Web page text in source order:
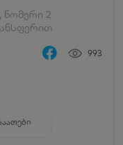
ნომერი 2
993